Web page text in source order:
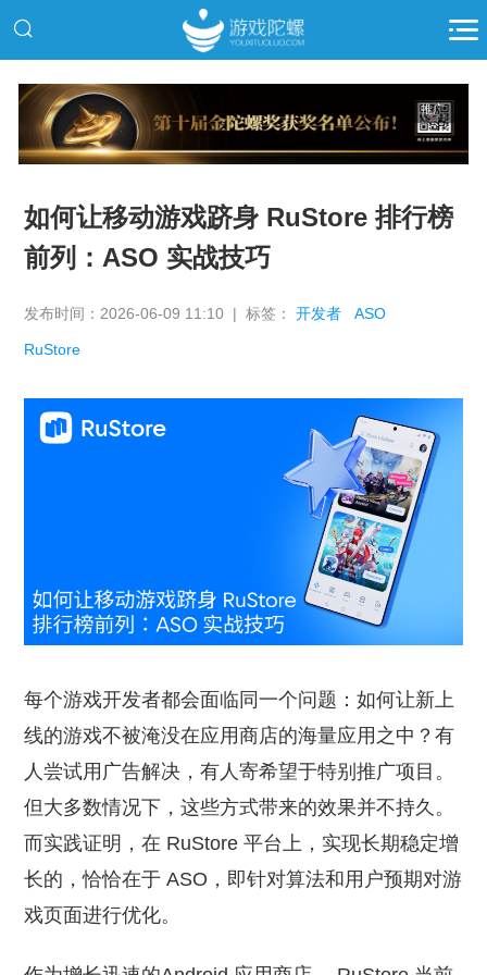
推广
如何让移动游戏跻身 RuStore 排行榜
前列：ASO 实战技巧
发布时间：2026-06-09 11:10 | 标签：开发者 ASO
RuStore
每个游戏开发者都会面临同一个问题：如何让新上
线的游戏不被淹没在应用商店的海量应用之中？有
人尝试用广告解决，有人寄希望于特别推广项目。
但大多数情况下，这些方式带来的效果并不持久。
而实践证明，在 RuStore 平台上，实现长期稳定增
长的，恰恰在于 ASO，即针对算法和用户预期对游
戏页面进行优化。